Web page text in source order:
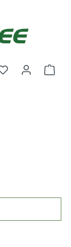
Du hast 0